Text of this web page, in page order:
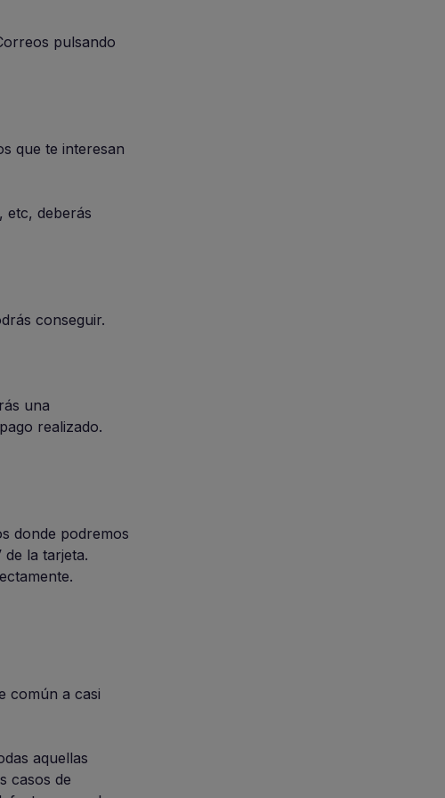
pulsando
que te interesan
etc, deberás
conseguir.
una
realizado.
donde podremos
la tarjeta.
común a casi
aquellas
casos de